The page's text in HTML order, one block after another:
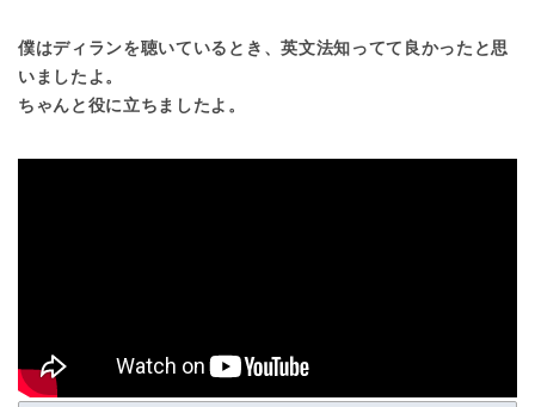
僕はディランを聴いているとき、英文法知ってて良かったと思
いましたよ。
ちゃんと役に立ちましたよ。